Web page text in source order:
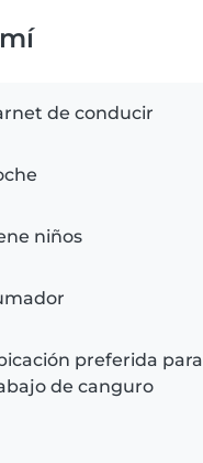
de conducir
niños
preferida para
de canguro